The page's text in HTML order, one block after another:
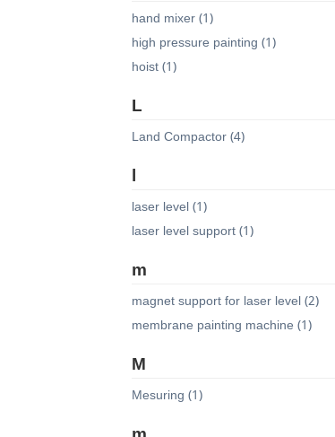
hand mixer (1)
high pressure painting (1)
hoist (1)
L
Land Compactor (4)
l
laser level (1)
laser level support (1)
m
magnet support for laser level (2)
membrane painting machine (1)
M
Mesuring (1)